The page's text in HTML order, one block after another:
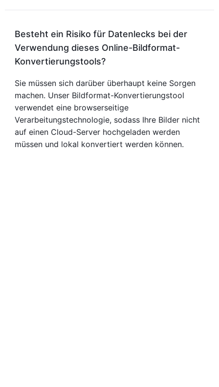
Besteht ein Risiko für Datenlecks bei der
Verwendung dieses Online-Bildformat-
Konvertierungstools?
Sie müssen sich darüber überhaupt keine Sorgen
machen. Unser Bildformat-Konvertierungstool
verwendet eine browserseitige
Verarbeitungstechnologie, sodass Ihre Bilder nicht
auf einen Cloud-Server hochgeladen werden
müssen und lokal konvertiert werden können.